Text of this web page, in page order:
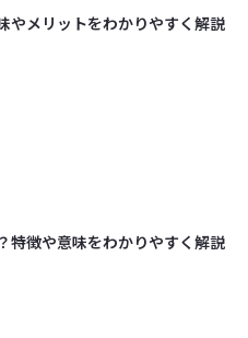
やメリットをわかりやすく解説
特徴や意味をわかりやすく解説